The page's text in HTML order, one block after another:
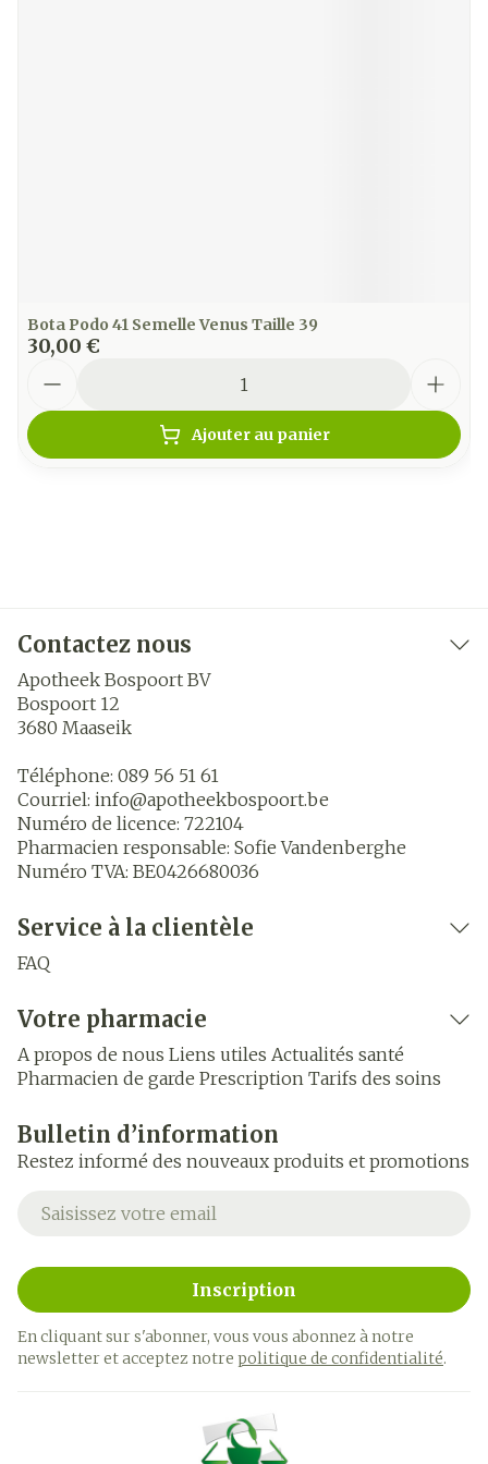
Bota Podo 41 Semelle Venus Taille 39
30,00 €
Ajouter au panier
Contactez nous
Apotheek Bospoort BV
Bospoort 12
3680 Maaseik
Téléphone: 089 56 51 61
Courriel: info@apotheekbospoort.be
Numéro de licence: 722104
Pharmacien responsable: Sofie Vandenberghe
Numéro TVA: BE0426680036
Service à la clientèle
FAQ
Votre pharmacie
A propos de nous Liens utiles Actualités santé
Pharmacien de garde Prescription Tarifs des soins
Bulletin d’information
Restez informé des nouveaux produits et promotions
Adresse mail
Inscription
En cliquant sur s'abonner, vous vous abonnez à notre
newsletter et acceptez notre politique de confidentialité.